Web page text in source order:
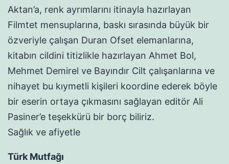
Aktan’a, renk ayrımlarını itinayla hazırlayan
Filmtet mensuplarına, baskı sırasında büyük bir
özveriyle çalışan Duran Ofset elemanlarına,
kitabın cildini titizlikle hazırlayan Ahmet Bol,
Mehmet Demirel ve Bayındır Cilt çalışanlarına ve
nihayet bu kıymetli kişileri koordine ederek böyle
bir eserin ortaya çıkmasını sağlayan editör Ali
Pasiner’e teşekkürü bir borç biliriz.
Sağlık ve afiyetle
Türk Mutfağı